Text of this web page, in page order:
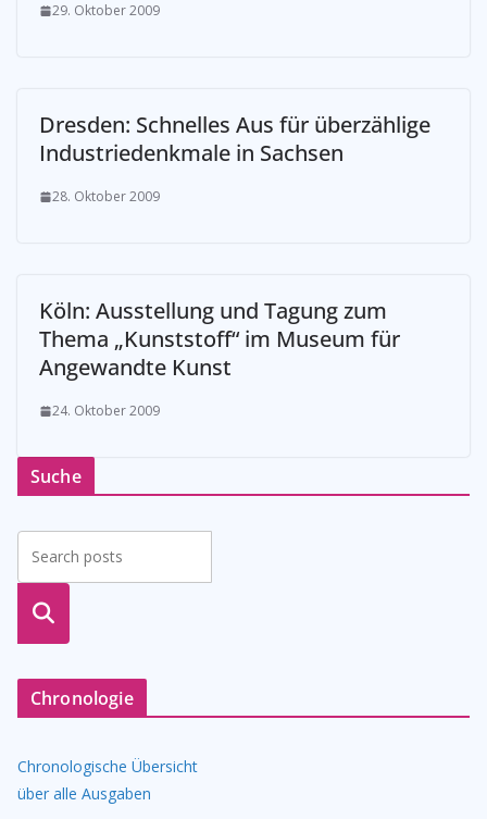
29. Oktober 2009
Dresden: Schnelles Aus für überzählige
Industriedenkmale in Sachsen
28. Oktober 2009
Köln: Ausstellung und Tagung zum
Thema „Kunststoff“ im Museum für
Angewandte Kunst
24. Oktober 2009
Suche
suche
Chronologie
Chronologische Übersicht
über alle Ausgaben